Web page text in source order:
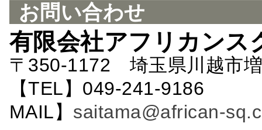
お問い合わせ
有限会社アフリカンス
〒350-1172 埼玉県川越市
【TEL】049-241-
MAIL】 saitama@african-